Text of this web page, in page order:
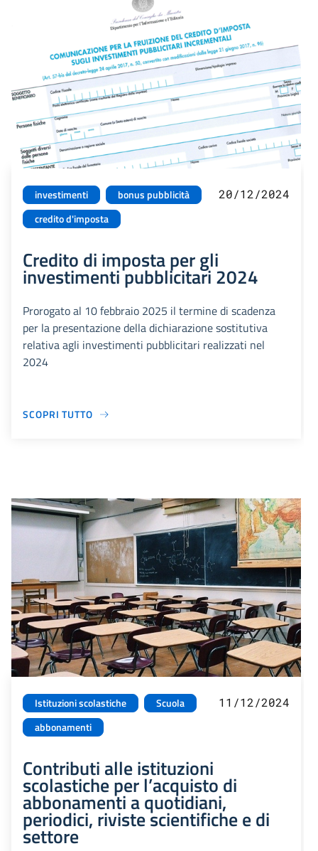
investimenti
bonus pubblicità
credito d'imposta
20/12/2024
Credito di imposta per gli
investimenti pubblicitari 2024
Prorogato al 10 febbraio 2025 il termine di scadenza
per la presentazione della dichiarazione sostitutiva
relativa agli investimenti pubblicitari realizzati nel
2024
SCOPRI TUTTO
Istituzioni scolastiche
Scuola
abbonamenti
11/12/2024
Contributi alle istituzioni
scolastiche per l’acquisto di
abbonamenti a quotidiani,
periodici, riviste scientifiche e di
settore